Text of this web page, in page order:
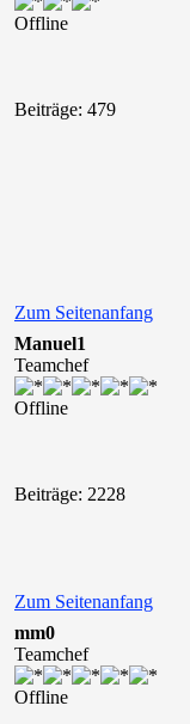
Offline
Beiträge: 479
Zum Seitenanfang
Manuel1
Teamchef
Offline
Beiträge: 2228
Zum Seitenanfang
mm0
Teamchef
Offline